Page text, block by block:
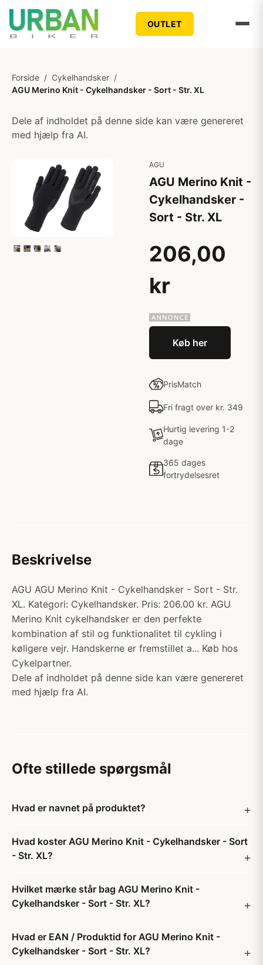
OUTLET
Forside / Cykelhandsker /
AGU Merino Knit - Cykelhandsker - Sort - Str. XL
Dele af indholdet på denne side kan være genereret
med hjælp fra AI.
AGU
AGU Merino Knit -
Cykelhandsker -
Sort - Str. XL
206,00
kr
Køb her
PrisMatch
Fri fragt over kr. 349
Hurtig levering 1-2
dage
365 dages
fortrydelsesret
Beskrivelse
AGU AGU Merino Knit - Cykelhandsker - Sort - Str.
XL. Kategori: Cykelhandsker. Pris: 206.00 kr. AGU
Merino Knit cykelhandsker er den perfekte
kombination af stil og funktionalitet til cykling i
køligere vejr. Handskerne er fremstillet a... Køb hos
Cykelpartner.
Dele af indholdet på denne side kan være genereret
med hjælp fra AI.
Ofte stillede spørgsmål
Hvad er navnet på produktet?
Hvad koster AGU Merino Knit - Cykelhandsker - Sort
- Str. XL?
Hvilket mærke står bag AGU Merino Knit -
Cykelhandsker - Sort - Str. XL?
Hvad er EAN / Produktid for AGU Merino Knit -
Cykelhandsker - Sort - Str. XL?